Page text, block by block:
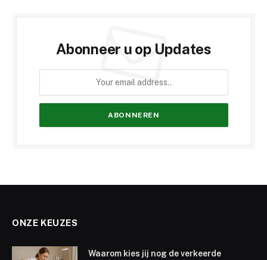
Abonneer u op Updates
ONZE KEUZES
Waarom kies jij nog de verkeerde